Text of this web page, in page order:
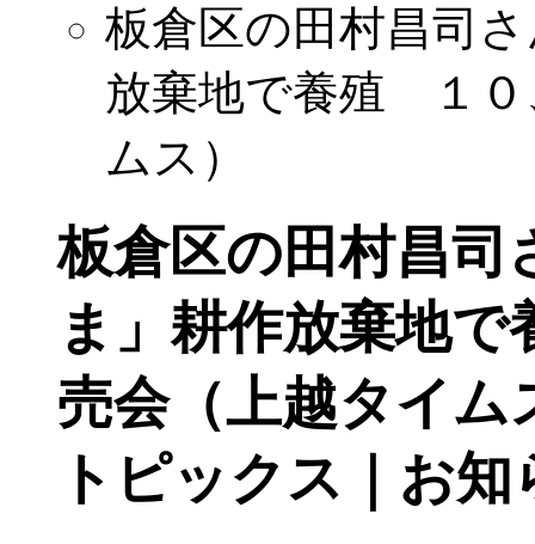
板倉区の田村昌司
放棄地で養殖 １０
ムス）
板倉区の田村昌
ま」耕作放棄地
売会（上越タイム
トピックス｜お知